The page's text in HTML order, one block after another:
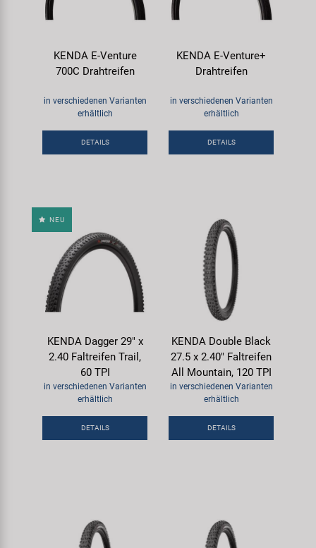
KENDA E-Venture
700C Drahtreifen
in verschiedenen Varianten
erhältlich
DETAILS
KENDA E-Venture+
Drahtreifen
in verschiedenen Varianten
erhältlich
DETAILS
NEU
KENDA Dagger 29" x
2.40 Faltreifen Trail,
60 TPI
in verschiedenen Varianten
erhältlich
DETAILS
KENDA Double Black
27.5 x 2.40" Faltreifen
All Mountain, 120 TPI
in verschiedenen Varianten
erhältlich
DETAILS